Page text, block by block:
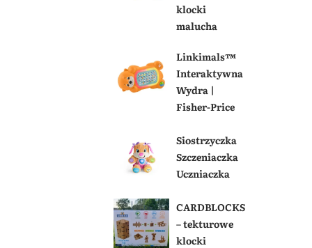
klocki
malucha
Linkimals™
Interaktywna
Wydra |
Fisher-Price
Siostrzyczka
Szczeniaczka
Uczniaczka
CARDBLOCKS
– tekturowe
klocki